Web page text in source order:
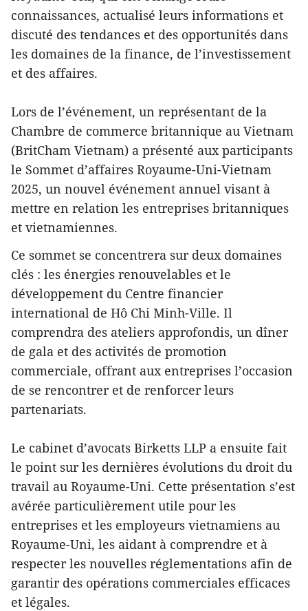
connaissances, actualisé leurs informations et
discuté des tendances et des opportunités dans
les domaines de la finance, de l’investissement
et des affaires.
Lors de l’événement, un représentant de la
Chambre de commerce britannique au Vietnam
(BritCham Vietnam) a présenté aux participants
le Sommet d’affaires Royaume-Uni-Vietnam
2025, un nouvel événement annuel visant à
mettre en relation les entreprises britanniques
et vietnamiennes.
Ce sommet se concentrera sur deux domaines
clés : les énergies renouvelables et le
développement du Centre financier
international de Hô Chi Minh-Ville. Il
comprendra des ateliers approfondis, un dîner
de gala et des activités de promotion
commerciale, offrant aux entreprises l’occasion
de se rencontrer et de renforcer leurs
partenariats.
Le cabinet d’avocats Birketts LLP a ensuite fait
le point sur les dernières évolutions du droit du
travail au Royaume-Uni. Cette présentation s’est
avérée particulièrement utile pour les
entreprises et les employeurs vietnamiens au
Royaume-Uni, les aidant à comprendre et à
respecter les nouvelles réglementations afin de
garantir des opérations commerciales efficaces
et légales.